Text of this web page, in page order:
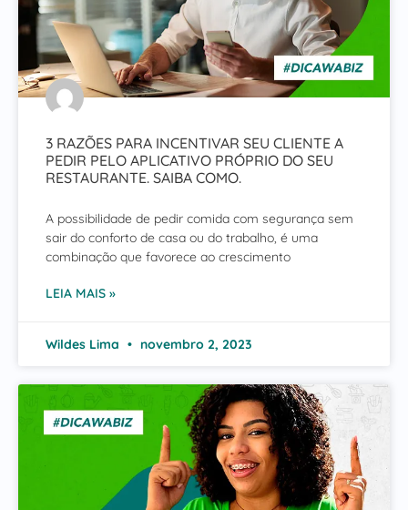
3 RAZÕES PARA INCENTIVAR SEU CLIENTE A
PEDIR PELO APLICATIVO PRÓPRIO DO SEU
RESTAURANTE. SAIBA COMO.
A possibilidade de pedir comida com segurança sem
sair do conforto de casa ou do trabalho, é uma
combinação que favorece ao crescimento
LEIA MAIS »
Wildes Lima novembro 2, 2023